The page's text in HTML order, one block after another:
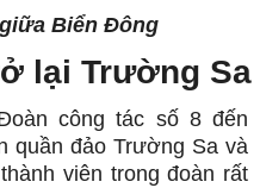
Biển Đông
lại Trường Sa
công tác số 8 đến
quần đảo Trường Sa và
viên trong đoàn rất